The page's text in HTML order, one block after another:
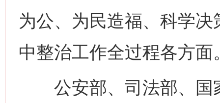
为公、为民造福、科学
中整治工作全过程各方面
公安部、司法部、国